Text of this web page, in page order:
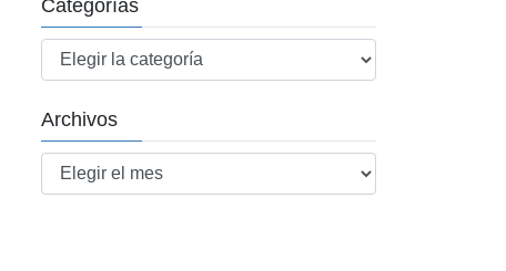
Categorías
Categorías
Archivos
Archivos